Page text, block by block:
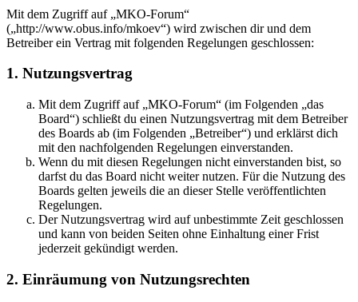
Mit dem Zugriff auf „MKO-Forum“
(„http://www.obus.info/mkoev“) wird zwischen dir und dem
Betreiber ein Vertrag mit folgenden Regelungen geschlossen:
1. Nutzungsvertrag
Mit dem Zugriff auf „MKO-Forum“ (im Folgenden „das
Board“) schließt du einen Nutzungsvertrag mit dem Betreiber
des Boards ab (im Folgenden „Betreiber“) und erklärst dich
mit den nachfolgenden Regelungen einverstanden.
Wenn du mit diesen Regelungen nicht einverstanden bist, so
darfst du das Board nicht weiter nutzen. Für die Nutzung des
Boards gelten jeweils die an dieser Stelle veröffentlichten
Regelungen.
Der Nutzungsvertrag wird auf unbestimmte Zeit geschlossen
und kann von beiden Seiten ohne Einhaltung einer Frist
jederzeit gekündigt werden.
2. Einräumung von Nutzungsrechten